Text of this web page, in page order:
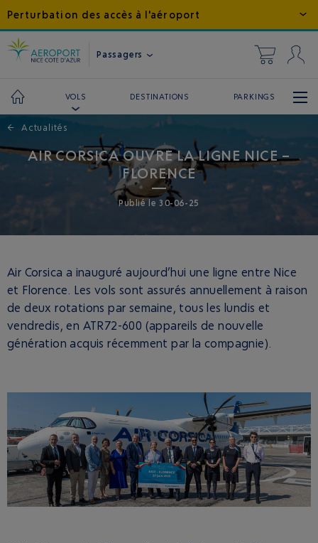
Perturbation des accès à l'aéroport
Passagers
VOLS DESTINATIONS PARKINGS
← Actualités
AIR CORSICA OUVRE LA LIGNE NICE –
FLORENCE
Publié le 30-06-25
Air Corsica a inauguré aujourd’hui une ligne entre Nice
et Florence. Les vols sont assurés annuellement à raison
de deux rotations par semaine, tous les lundis et
vendredis, en ATR72-600 (appareils de nouvelle
génération acquis récemment par la compagnie).